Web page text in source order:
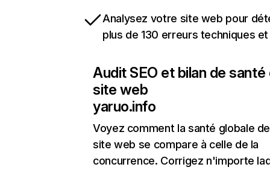
Analysez votre site web pour
plus de 130 erreurs techniques et
Audit SEO et bilan de santé
site web
yaruo.info
Voyez comment la santé globale
site web se compare à celle de la
concurrence. Corrigez n'importe